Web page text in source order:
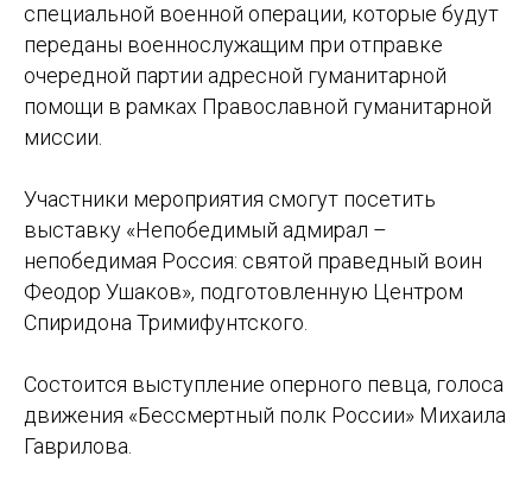
специальной военной операции, которые будут
переданы военнослужащим при отправке
очередной партии адресной гуманитарной
помощи в рамках Православной гуманитарной
миссии.
Участники мероприятия смогут посетить
выставку «Непобедимый адмирал –
непобедимая Россия: святой праведный воин
Феодор Ушаков», подготовленную Центром
Спиридона Тримифунтского.
Состоится выступление оперного певца, голоса
движения «Бессмертный полк России» Михаила
Гаврилова.